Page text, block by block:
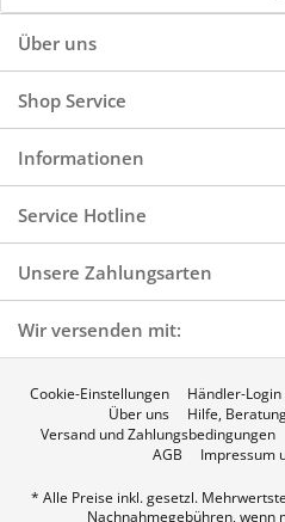
Über uns
Shop Service
Informationen
Service Hotline
Unsere Zahlungsarten
Wir versenden mit:
Cookie-Einstellungen Händler-Login
Über uns
Hilfe,
Versand und Zahlungsbedingungen
AGB
Impressum
* Alle Preise inkl. gesetzl.
Nachnahmegebühren, wenn